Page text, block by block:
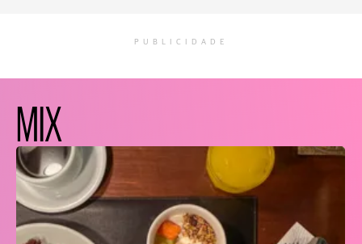
PUBLICIDADE
MIX